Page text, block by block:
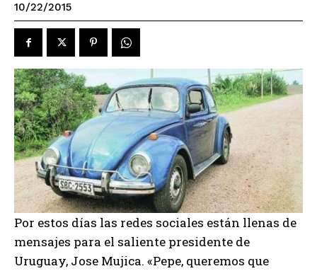
10/22/2015
Por estos días las redes sociales están llenas de
mensajes para el saliente presidente de
Uruguay, Jose Mujica. «Pepe, queremos que